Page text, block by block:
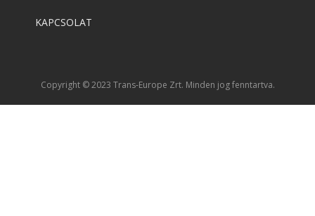
KAPCSOLAT
Copyright © 2023 Trans-Europe Zrt. Minden jog fenntartva.